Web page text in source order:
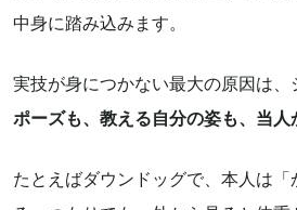
中身に踏み込みます。
実技が身につかない最大の原因は、
ポーズも、教える自分の姿も、当人
たとえばダウンドッグで、本人は